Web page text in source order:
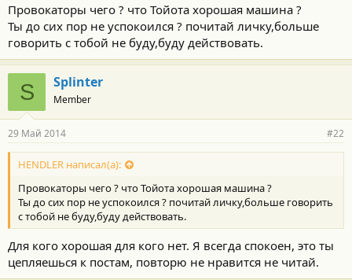
Провокаторы чего ? что Тойота хорошая машина ?
Ты до сих пор не успокоился ? почитай личку,больше
говорить с тобой не буду,буду действовать.
S Splinter
Member
29 Май 2014 #22
HENDLER написал(а):
Провокаторы чего ? что Тойота хорошая машина ?
Ты до сих пор не успокоился ? почитай личку,больше говорить
с тобой не буду,буду действовать.
Для кого хорошая для кого нет. Я всегда спокоен, это ты
цепляешься к постам, повторю не нравится не читай.